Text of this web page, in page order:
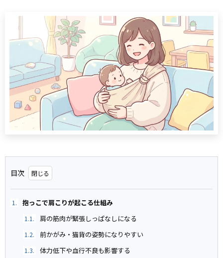
目次
1. 抱っこで肩こりが起こる仕組み
1.1. 肩の筋肉が緊張しっぱなしになる
1.2. 前かがみ・猫背の姿勢になりやすい
1.3. 体力低下や血行不良も影響する